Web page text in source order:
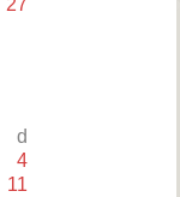
27
d
4
11